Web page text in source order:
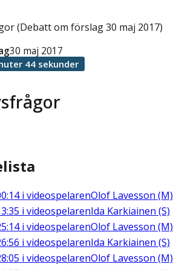
(Debatt om förslag 30 maj 2017)
30 maj 2017
44 sekunder
i videospelarenOlof Lavesson (M)
i videospelarenIda Karkiainen (S)
i videospelarenOlof Lavesson (M)
i videospelarenIda Karkiainen (S)
i videospelarenOlof Lavesson (M)